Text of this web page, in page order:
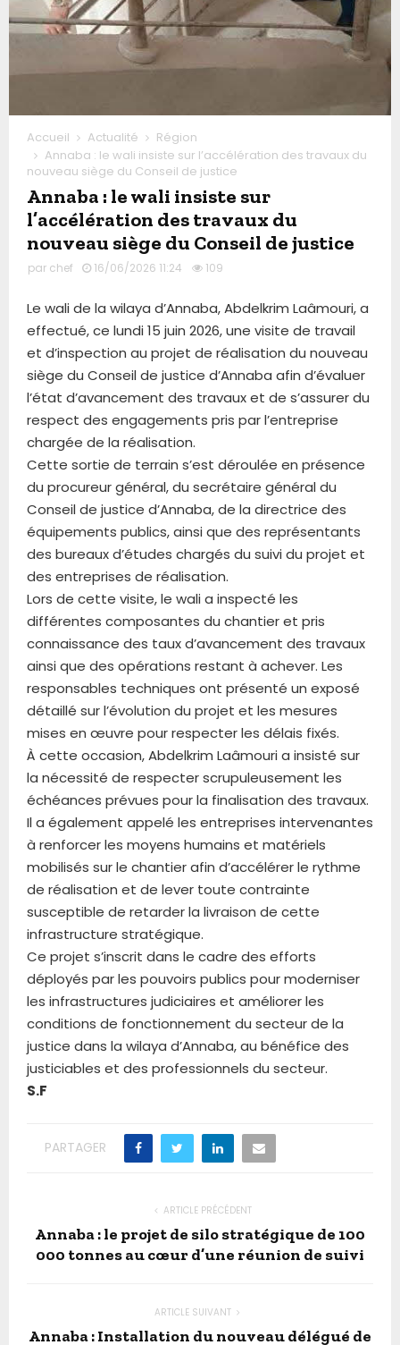
Accueil Actualité
Région
Annaba : le wali insiste sur l’accélération des travaux du
nouveau siège du Conseil de justice
Annaba : le wali insiste sur
l’accélération des travaux du
nouveau siège du Conseil de justice
par chef 16/06/2026 11:24 109
Le wali de la wilaya d’Annaba, Abdelkrim Laâmouri, a
effectué, ce lundi 15 juin 2026, une visite de travail
et d’inspection au projet de réalisation du nouveau
siège du Conseil de justice d’Annaba afin d’évaluer
l’état d’avancement des travaux et de s’assurer du
respect des engagements pris par l’entreprise
chargée de la réalisation.
Cette sortie de terrain s’est déroulée en présence
du procureur général, du secrétaire général du
Conseil de justice d’Annaba, de la directrice des
équipements publics, ainsi que des représentants
des bureaux d’études chargés du suivi du projet et
des entreprises de réalisation.
Lors de cette visite, le wali a inspecté les
différentes composantes du chantier et pris
connaissance des taux d’avancement des travaux
ainsi que des opérations restant à achever. Les
responsables techniques ont présenté un exposé
détaillé sur l’évolution du projet et les mesures
mises en œuvre pour respecter les délais fixés.
À cette occasion, Abdelkrim Laâmouri a insisté sur
la nécessité de respecter scrupuleusement les
échéances prévues pour la finalisation des travaux.
Il a également appelé les entreprises intervenantes
à renforcer les moyens humains et matériels
mobilisés sur le chantier afin d’accélérer le rythme
de réalisation et de lever toute contrainte
susceptible de retarder la livraison de cette
infrastructure stratégique.
Ce projet s’inscrit dans le cadre des efforts
déployés par les pouvoirs publics pour moderniser
les infrastructures judiciaires et améliorer les
conditions de fonctionnement du secteur de la
justice dans la wilaya d’Annaba, au bénéfice des
justiciables et des professionnels du secteur.
S.F
PARTAGER
ARTICLE PRÉCÉDENT
Annaba : le projet de silo stratégique de 100
000 tonnes au cœur d’une réunion de suivi
ARTICLE SUIVANT
Annaba : Installation du nouveau délégué de